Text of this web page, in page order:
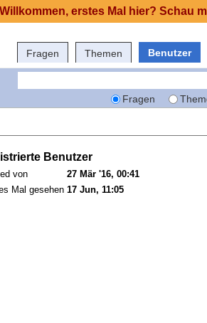
Fragen Themen Benutzer
Fragen
Benutzer
von
27 Mär '16, 00:41
Mal gesehen 17 Jun, 11:05
Willkommen, erstes Mal hier? Schau